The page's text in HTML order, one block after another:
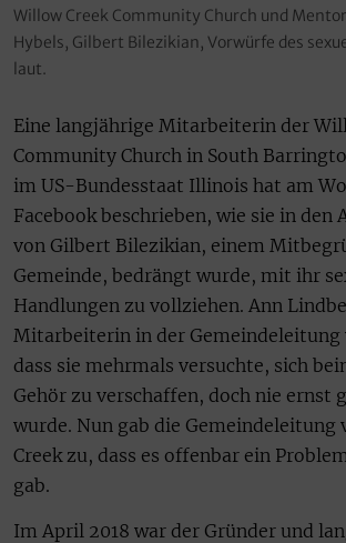
Willow Creek Community Church und Mentor
Hybels, Gilbert Bilezikian, Vorwürfe des
laut.
Eine langjährige Mitarbeiterin der
Community Church in South
im US-Bundesstaat Illinois hat am
Facebook beschrieben, wie sie in den
von Gilbert Bilezikian, einem
Gemeinde, bedrängt wurde, mit ihr
Handlungen zu vollziehen. Ann
Mitarbeiterin in der Gemeindeleitung
dass sie mehrmals versuchte, sich
Gehör zu verschaffen, doch nie ernst
wurde. Nun gab die Gemeindeleitung
Creek zu, dass es offenbar ein
gab.
Im April 2018 war der Gründer und